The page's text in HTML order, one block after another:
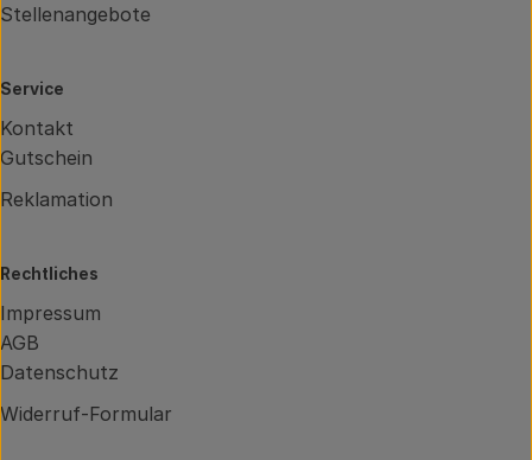
Stellenangebote
Service
Kontakt
Gutschein
Reklamation
Rechtliches
Impressum
AGB
Datenschutz
Widerruf-Formular